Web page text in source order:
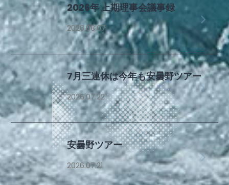
2026年 上期理事会議事録
2026.08.07
7月三連休は今年も安曇野ツアー
2026.07.22
安曇野ツアー
2026.07.21